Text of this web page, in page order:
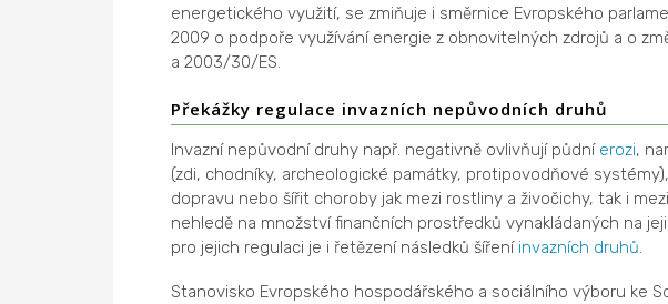
energetického využití, se zmiňuje i směrnice Evropského
2009 o podpoře využívání energie z obnovitelných zdrojů a o
a 2003/30/ES.
Překážky regulace invazních nepůvodních druhů
Invazní nepůvodní druhy např. negativně ovlivňují půdní erozi,
(zdi, chodníky, archeologické památky, protipovodňové
dopravu nebo šířit choroby jak mezi rostliny a živočichy, tak i
nehledě na množství finančních prostředků vynakládaných na
pro jejich regulaci je i řetězení následků šíření invazních druhů
Stanovisko Evropského hospodářského a sociálního výboru ke